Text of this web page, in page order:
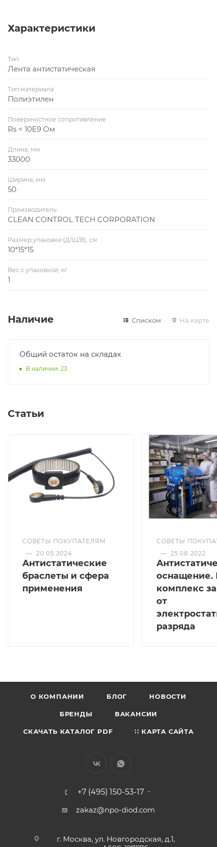
Характеристики
Тип
Лента антистатическая
Тип материала
Полиэтилен
Поверхностное сопротивление
Rs < 10E9 Ом
Длина, мм
33000
Ширина, мм
50
Производитель
CLEAN CONTROL TECH CORPORATION
Размер упаковки (Д/Ш/В), см
10*15*15
Вес с упаковкой, кг
1
Наличие Списком На карте
Общий остаток на складах
В наличии: 23
Статьи
СОВЕТЫ ПОКУПАТЕЛЯМ
— 20.05.2024
Антистатические
браслеты и сфера
применения
СОВЕТЫ
— 25.08.2022
оснащение.
комплекс
от
разряда
О КОМПАНИИ БЛОГ НОВОСТИ
БРЕНДЫ ВАКАНСИИ
СКАЧАТЬ КАТАЛОГ PDF ∷ КАРТА САЙТА
+7 (495) 150-53-17
zakaz@npo-diod.com
г. Москва, ул. Новгородская, д.1,